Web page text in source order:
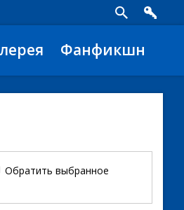
Фанфикшн
Обратить выбранное